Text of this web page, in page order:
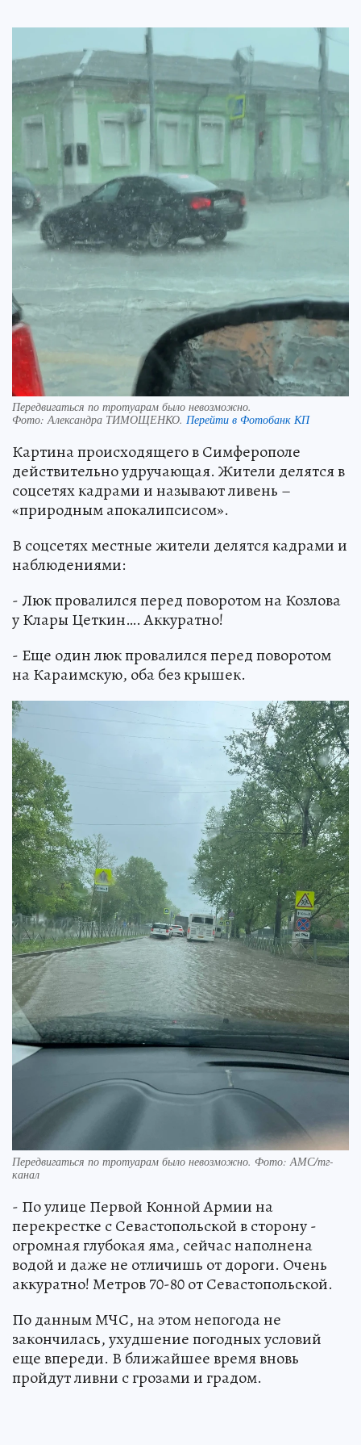
Передвигаться по тротуарам было невозможно.
Фото:Александра ТИМОЩЕНКО. Перейти в Фотобанк КП
Картина происходящего в Симферополе
действительно удручающая. Жители делятся в
соцсетях кадрами и называют ливень –
«природным апокалипсисом».
В соцсетях местные жители делятся кадрами и
наблюдениями:
- Люк провалился перед поворотом на Козлова
у Клары Цеткин…. Аккуратно!
- Еще один люк провалился перед поворотом
на Караимскую, оба без крышек.
Передвигаться по тротуарам было невозможно. Фото: АМС/тг-
канал
- По улице Первой Конной Армии на
перекрестке с Севастопольской в сторону -
огромная глубокая яма, сейчас наполнена
водой и даже не отличишь от дороги. Очень
аккуратно! Метров 70-80 от Севастопольской.
По данным МЧС, на этом непогода не
закончилась, ухудшение погодных условий
еще впереди. В ближайшее время вновь
пройдут ливни с грозами и градом.